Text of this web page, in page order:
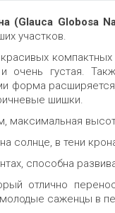
(Glauca Globosa
участков.
компактных
очень густая.
форма
шишки.
максимальная
солнце, в тени
способна
отлично
саженцы в